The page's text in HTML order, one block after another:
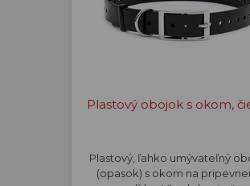
Plastový obojok s okom,
Plastový, ľahko umývateľný
(opasok) s okom na